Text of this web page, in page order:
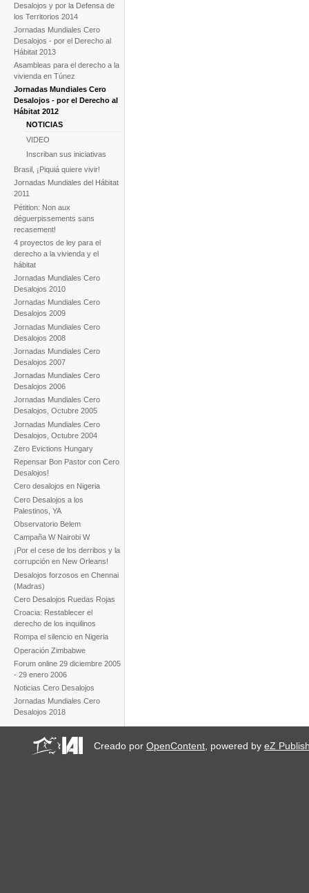
Desalojos y por la Defensa de
los Territorios 2014
Jornadas Mundiales Cero
Desalojos - por el Derecho al
Hábitat 2013
Asambleas para el derecho a la
vivienda en Túnez
Jornadas Mundiales Cero
Desalojos - por el Derecho al
Hábitat 2012
NOTICIAS
VIDEO
Inscriban sus iniciativas
Brasil, ¡Piquiá quiere vivir!
Jornadas Mundiales del Hábitat
2011
Pétition: Non aux
déguerpissements sans
recasement!
4 proyectos de ley para el
derecho a la vivienda y el
hábitat
Jornadas Mundiales Cero
Desalojos 2010
Jornadas Mundiales Cero
Desalojos 2009
Jornadas Mundiales Cero
Desalojos 2008
Jornadas Mundiales Cero
Desalojos 2007
Jornadas Mundiales Cero
Desalojos 2006
Jornadas Mundiales Cero
Desalojos, Octubre 2005
Jornadas Mundiales Cero
Desalojos, Octubre 2004
Zero Evictions Hungary
Repensar Bon Pastor con Cero
Desalojos!
Cero desalojos en Nigeria
Cero Desalojos a los
Palestinos, YA
Observatorio Belem
Campaña W Nairobi W
¡Por el cese de los derribos y la
corrupción en New Orleans!
Desalojos forzosos en Chennai
(Madras)
Cero Desalojos Ruedas Rojas
Croacia: Restablecer el
derecho de los inquilinos
Rompa el silencio en Nigeria
Operación Zimbabwe
Forum online 29 diciembre 2005
- 29 enero 2006
Noticias Cero Desalojos
Jornadas Mundiales Cero
Desalojos 2018
Creado porOpenContent, powered byeZ